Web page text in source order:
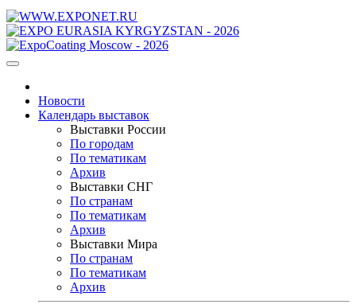
Новости
Календарь выставок
Выставки России
По городам
По тематикам
Архив
Выставки СНГ
По странам
По тематикам
Архив
Выставки Мира
По странам
По тематикам
Архив